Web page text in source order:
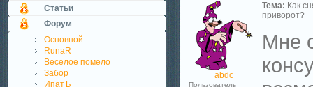
Статьи
Форум
Основной
RunaR
Веселое помело
Забор
ИпатЪ
abdc
Пользователь
Тема: Как
приворот?
Мне